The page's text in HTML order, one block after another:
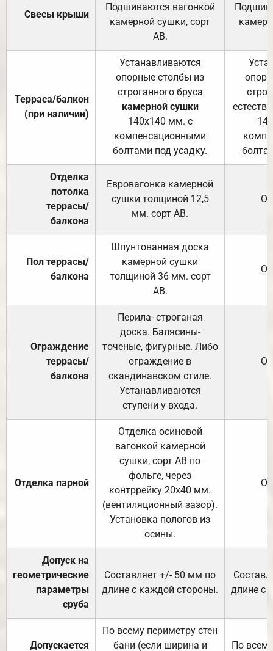
Свесы крыши
Подшиваются вагонкой
камерной сушки, сорт
АВ.
Терраса/балкон
(при наличии)
Устанавливаются
опорные столбы из
строганного бруса
камерной сушки
140х140 мм. с
компенсационными
болтами под усадку.
Отделка
потолка
террасы/
балкона
Евровагонка камерной
сушки толщиной 12,5
мм. сорт АВ.
Пол террасы/
балкона
Шпунтованная доска
камерной сушки
толщиной 36 мм. сорт
АВ.
Ограждение
террасы/
балкона
Перила- строганая
доска. Балясины-
точеные, фигурные. Либо
ограждение в
скандинавском стиле.
Устанавливаются
ступени у входа.
Отделка парной
Отделка осиновой
вагонкой камерной
сушки, сорт АВ по
фольге, через
контррейку 20х40 мм.
(вентиляционный зазор).
Установка пологов из
осины.
Допуск на
геометрические
параметры
сруба
Составляет +/- 50 мм по
длине с каждой стороны.
длине с
Допускается
По всему периметру стен
бани (если ширина и
По